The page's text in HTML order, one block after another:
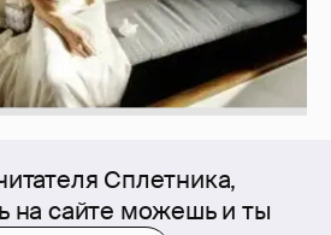
Сплетника,
на сайте можешь и ты